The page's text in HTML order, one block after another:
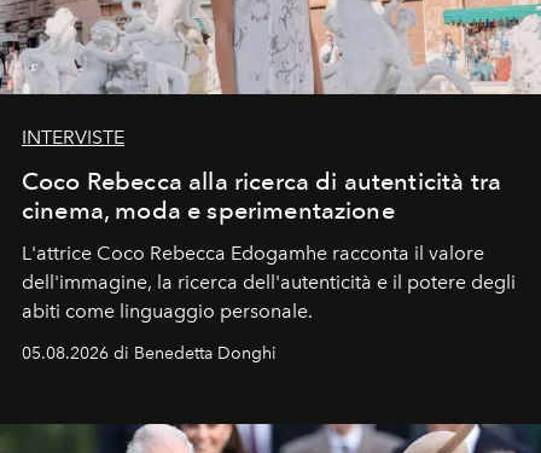
INTERVISTE
Coco Rebecca alla ricerca di autenticità tra
cinema, moda e sperimentazione
L'attrice Coco Rebecca Edogamhe racconta il valore
dell'immagine, la ricerca dell'autenticità e il potere degli
abiti come linguaggio personale.
05.08.2026 di Benedetta Donghi